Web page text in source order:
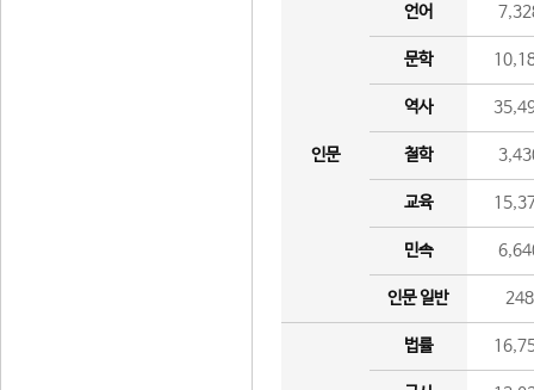
인문
언어
문학
역사
철학
교육
민속
인문 일반 248
법률